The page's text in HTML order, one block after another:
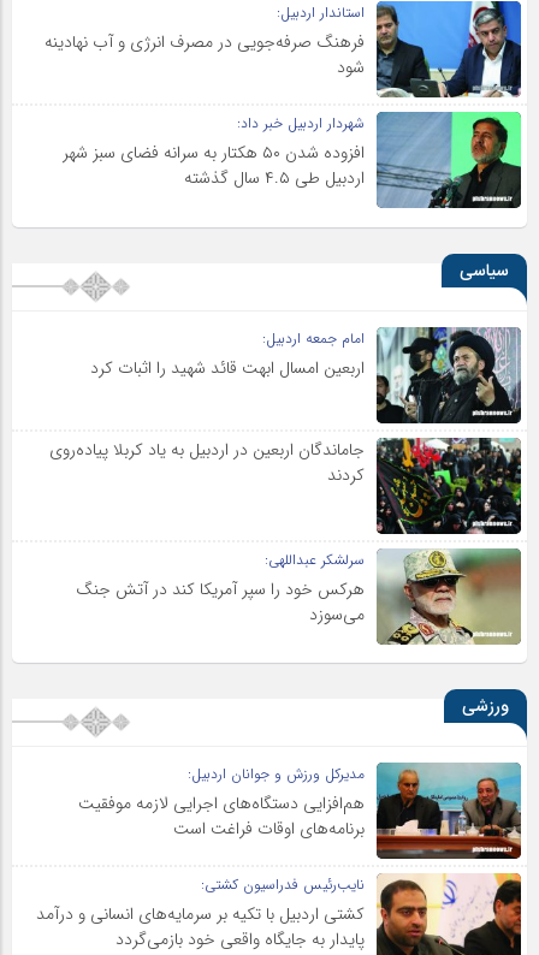
استاندار اردبیل:
فرهنگ صرفه‌جویی در مصرف انرژی و آب نهادینه
شود
شهردار اردبیل خبر داد:
افزوده شدن ۵۰ هکتار به سرانه فضای سبز شهر
اردبیل طی ۴.۵ سال گذشته
سیاسی
امام جمعه اردبیل:
اربعین امسال ابهت قائد شهید را اثبات کرد
جاماندگان اربعین در اردبیل به یاد کربلا پیاده‌روی
کردند
سرلشکر عبداللهی:
هرکس خود را سپر آمریکا کند در آتش جنگ
می‌سوزد
ورزشی
مدیرکل ورزش و جوانان اردبیل:
هم‌افزایی دستگاه‌های اجرایی لازمه موفقیت
برنامه‌های اوقات فراغت است
نایب‌رئیس فدراسیون کشتی:
کشتی اردبیل با تکیه بر سرمایه‌های انسانی و درآمد
پایدار به جایگاه واقعی خود بازمی‌گردد